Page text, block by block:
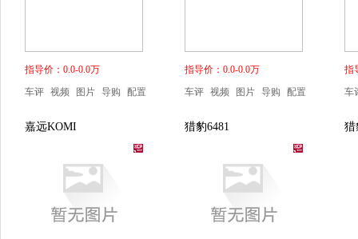
指导价：0.0-0.0万
车评 视频 图片 导购 配置
指导价：0.0-0.0万
车评 视频 图片 导购 配置
指
车
嘉远KOMI 猎豹6481 猎